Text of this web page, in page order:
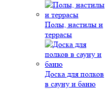
Полы, настилы и
террасы
Доска для полков
в сауну и баню